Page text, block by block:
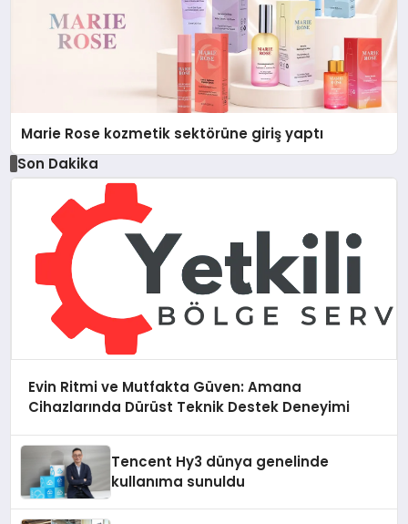
Marie Rose kozmetik sektörüne giriş yaptı
Son Dakika
Evin Ritmi ve Mutfakta Güven: Amana
Cihazlarında Dürüst Teknik Destek Deneyimi
Tencent Hy3 dünya genelinde
kullanıma sunuldu